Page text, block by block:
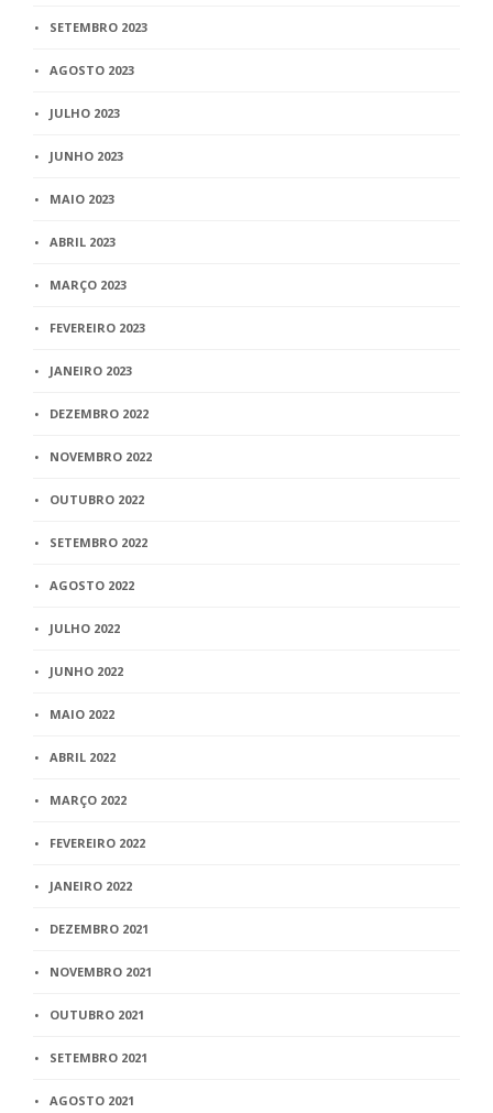
SETEMBRO 2023
AGOSTO 2023
JULHO 2023
JUNHO 2023
MAIO 2023
ABRIL 2023
MARÇO 2023
FEVEREIRO 2023
JANEIRO 2023
DEZEMBRO 2022
NOVEMBRO 2022
OUTUBRO 2022
SETEMBRO 2022
AGOSTO 2022
JULHO 2022
JUNHO 2022
MAIO 2022
ABRIL 2022
MARÇO 2022
FEVEREIRO 2022
JANEIRO 2022
DEZEMBRO 2021
NOVEMBRO 2021
OUTUBRO 2021
SETEMBRO 2021
AGOSTO 2021